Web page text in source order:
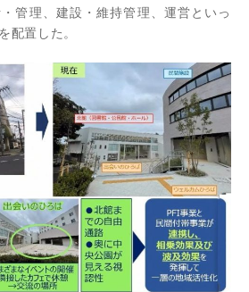
管理、建設・維持管理、運営といっ
配置した。